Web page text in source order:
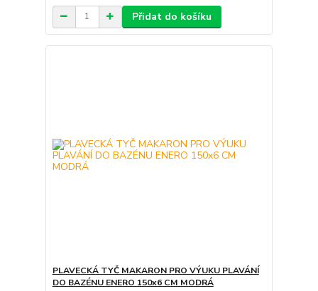
Přidat do košíku
PLAVECKÁ TYČ MAKARON PRO VÝUKU PLAVÁNÍ
DO BAZÉNU ENERO 150x6 CM MODRÁ